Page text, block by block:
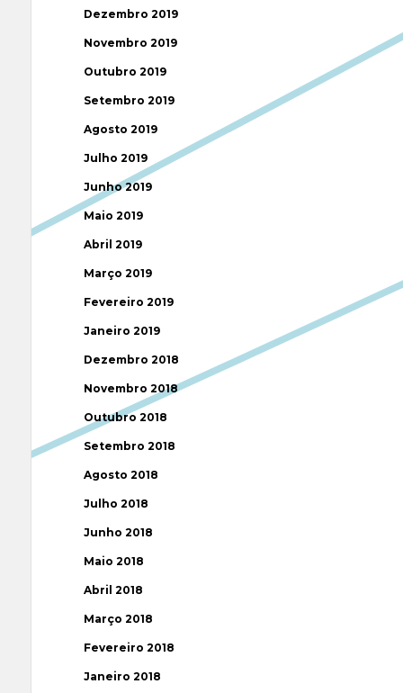
Dezembro 2019
Novembro 2019
Outubro 2019
Setembro 2019
Agosto 2019
Julho 2019
Junho 2019
Maio 2019
Abril 2019
Março 2019
Fevereiro 2019
Janeiro 2019
Dezembro 2018
Novembro 2018
Outubro 2018
Setembro 2018
Agosto 2018
Julho 2018
Junho 2018
Maio 2018
Abril 2018
Março 2018
Fevereiro 2018
Janeiro 2018